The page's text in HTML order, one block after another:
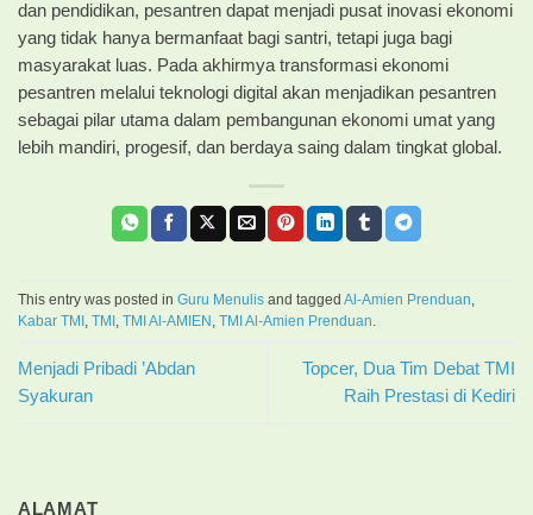
dan pendidikan, pesantren dapat menjadi pusat inovasi ekonomi
yang tidak hanya bermanfaat bagi santri, tetapi juga bagi
masyarakat luas. Pada akhirmya transformasi ekonomi
pesantren melalui teknologi digital akan menjadikan pesantren
sebagai pilar utama dalam pembangunan ekonomi umat yang
lebih mandiri, progesif, dan berdaya saing dalam tingkat global.
This entry was posted in Guru Menulis and tagged Al-Amien Prenduan
Kabar TMI
TMI TMI Al-AMIEN TMI Al-Amien Prenduan
Menjadi Pribadi ’Abdan
Syakuran
Topcer, Dua Tim Debat TMI
Raih Prestasi di Kediri
ALAMAT